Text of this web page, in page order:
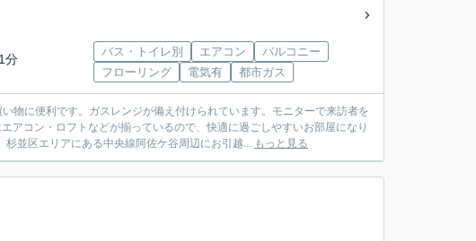
分
バス・トイレ別 エアコン
バルコニー
フローリング
電気有 都市ガス
物に便利です。ガスレンジが備え付けられています。モニターで来訪者を
アコン・ロフトなどが揃っているので、快適に過ごしやすいお部屋になり
並区エリアにある中央線阿佐ケ谷周辺にお引越... もっと見る